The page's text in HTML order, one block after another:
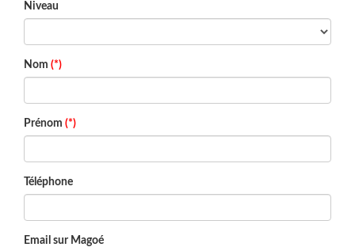
Niveau
Nom (*)
Prénom (*)
Téléphone
Email sur Magoé